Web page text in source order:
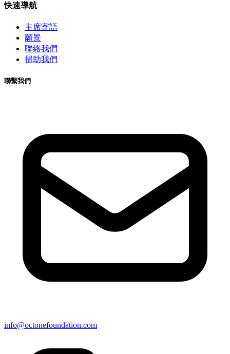
快速導航
主席寄語
願景
聯絡我們
捐助我們
聯繫我們
info@octonefoundation.com